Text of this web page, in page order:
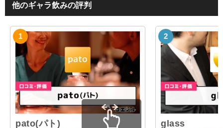
他のギャラ飲みの評判
pato(パト) glass